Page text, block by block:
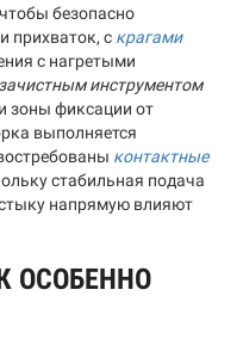
безопасно
прихваток, с крагами
с нагретыми
инструментом
зоны фиксации от
выполняется
контактные
стабильная подача
напрямую влияют
ОСОБЕННО